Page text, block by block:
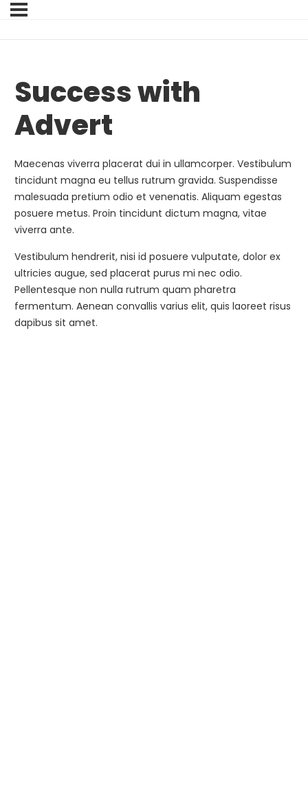
Success with
Advert
Maecenas viverra placerat dui in ullamcorper. Vestibulum
tincidunt magna eu tellus rutrum gravida. Suspendisse
malesuada pretium odio et venenatis. Aliquam egestas
posuere metus. Proin tincidunt dictum magna, vitae
viverra ante.
Vestibulum hendrerit, nisi id posuere vulputate, dolor ex
ultricies augue, sed placerat purus mi nec odio.
Pellentesque non nulla rutrum quam pharetra
fermentum. Aenean convallis varius elit, quis laoreet risus
dapibus sit amet.